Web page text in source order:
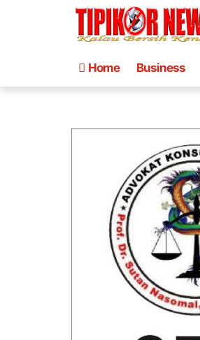
Home Business